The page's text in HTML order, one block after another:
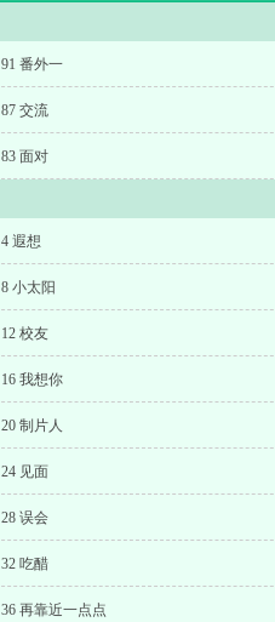
91 番外一
87 交流
83 面对
4 遐想
8 小太阳
12 校友
16 我想你
20 制片人
24 见面
28 误会
32 吃醋
36 再靠近一点点